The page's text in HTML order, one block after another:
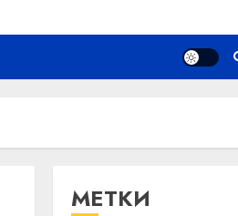
МЕТКИ